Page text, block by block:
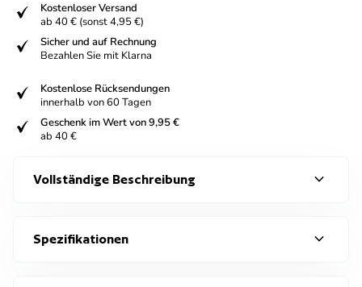
Kostenloser Versand
ab 40 € (sonst 4,95 €)
Sicher und auf Rechnung
Bezahlen Sie mit Klarna
Kostenlose Rücksendungen
innerhalb von 60 Tagen
Geschenk im Wert von 9,95 €
ab 40 €
Vollständige Beschreibung expand_more
Spezifikationen expand_more